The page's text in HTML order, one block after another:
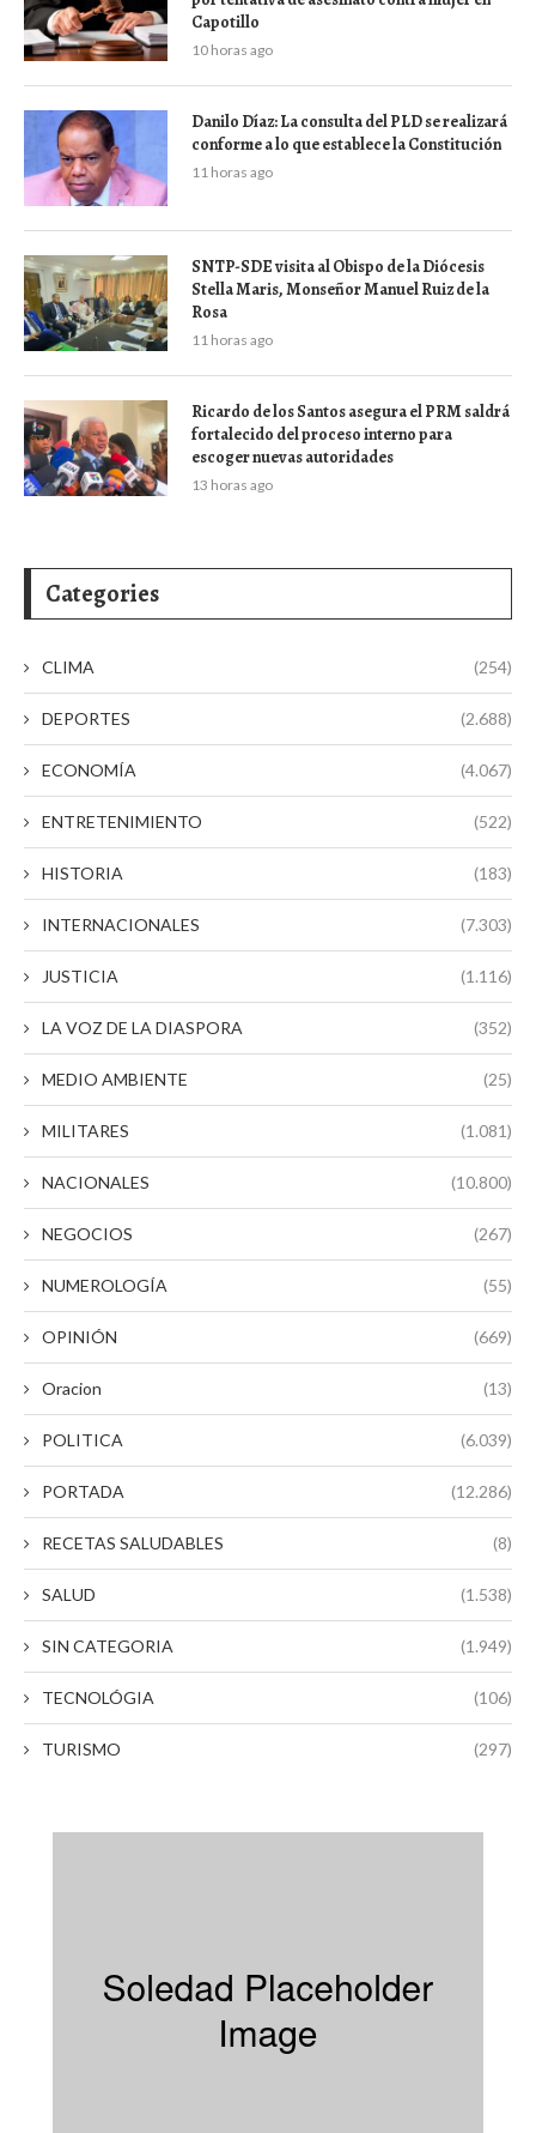
Capotillo
10 horas ago
Danilo Díaz: La consulta del PLD se realizará
conforme a lo que establece la Constitución
11 horas ago
SNTP-SDE visita al Obispo de la Diócesis
Stella Maris, Monseñor Manuel Ruiz de la
Rosa
11 horas ago
Ricardo de los Santos asegura el PRM saldrá
fortalecido del proceso interno para
escoger nuevas autoridades
13 horas ago
Categories
CLIMA (254)
DEPORTES (2.688)
ECONOMÍA (4.067)
ENTRETENIMIENTO (522)
HISTORIA (183)
INTERNACIONALES (7.303)
JUSTICIA (1.116)
LA VOZ DE LA DIASPORA (352)
MEDIO AMBIENTE (25)
MILITARES (1.081)
NACIONALES (10.800)
NEGOCIOS (267)
NUMEROLOGÍA (55)
OPINIÓN (669)
Oracion (13)
POLITICA (6.039)
PORTADA (12.286)
RECETAS SALUDABLES (8)
SALUD (1.538)
SIN CATEGORIA (1.949)
TECNOLÓGIA (106)
TURISMO (297)